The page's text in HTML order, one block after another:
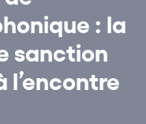
: la
sanction
l’encontre